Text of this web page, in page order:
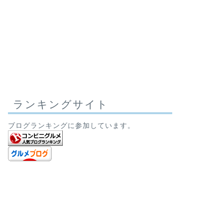
ランキングサイト
ブログランキングに参加しています。